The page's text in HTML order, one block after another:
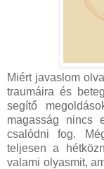
Miért javaslom
traumáira és
segítő
magasság nincs
csalódni fog.
teljesen a
valami olyasmit,